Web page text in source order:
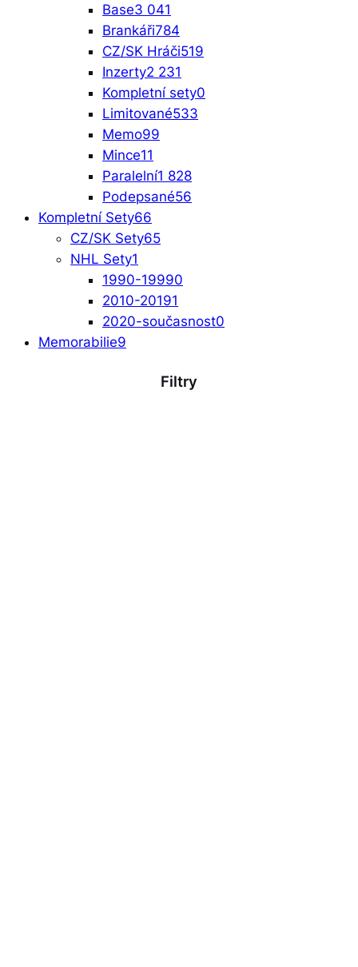
Base3 041
Brankáři784
CZ/SK Hráči519
Inzerty2 231
Kompletní sety0
Limitované533
Memo99
Mince11
Paralelní1 828
Podepsané56
Kompletní Sety66
CZ/SK Sety65
NHL Sety1
1990-19990
2010-20191
2020-současnost0
Memorabilie9
Filtry